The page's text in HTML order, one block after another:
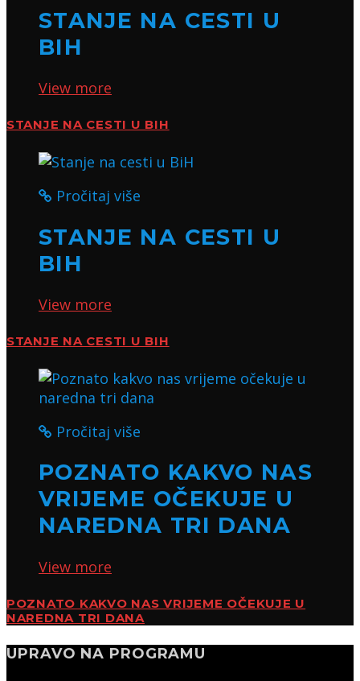
STANJE NA CESTI U
BIH
View more
STANJE NA CESTI U BIH
Pročitaj više
STANJE NA CESTI U
BIH
View more
STANJE NA CESTI U BIH
Pročitaj više
POZNATO KAKVO NAS
VRIJEME OČEKUJE U
NAREDNA TRI DANA
View more
POZNATO KAKVO NAS VRIJEME OČEKUJE U
NAREDNA TRI DANA
UPRAVO NA PROGRAMU